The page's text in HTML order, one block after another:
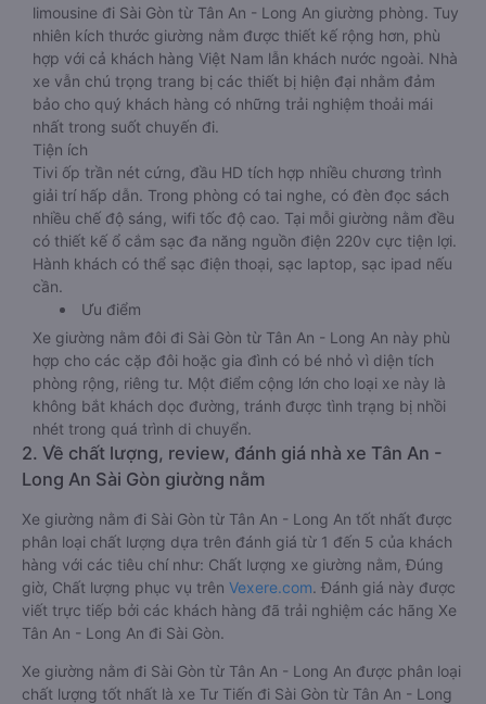
limousine đi Sài Gòn từ Tân An - Long An giường phòng. Tuy
nhiên kích thước giường nằm được thiết kế rộng hơn, phù
hợp với cả khách hàng Việt Nam lẫn khách nước ngoài. Nhà
xe vẫn chú trọng trang bị các thiết bị hiện đại nhằm đảm
bảo cho quý khách hàng có những trải nghiệm thoải mái
nhất trong suốt chuyến đi.
Tiện ích
Tivi ốp trần nét cứng, đầu HD tích hợp nhiều chương trình
giải trí hấp dẫn. Trong phòng có tai nghe, có đèn đọc sách
nhiều chế độ sáng, wifi tốc độ cao. Tại mỗi giường nằm đều
có thiết kế ổ cắm sạc đa năng nguồn điện 220v cực tiện lợi.
Hành khách có thể sạc điện thoại, sạc laptop, sạc ipad nếu
cần.
Ưu điểm
Xe giường nằm đôi đi Sài Gòn từ Tân An - Long An này phù
hợp cho các cặp đôi hoặc gia đình có bé nhỏ vì diện tích
phòng rộng, riêng tư. Một điểm cộng lớn cho loại xe này là
không bắt khách dọc đường, tránh được tình trạng bị nhồi
nhét trong quá trình di chuyển.
2. Về chất lượng, review, đánh giá nhà xe Tân An -
Long An Sài Gòn giường nằm
Xe giường nằm đi Sài Gòn từ Tân An - Long An tốt nhất được
phân loại chất lượng dựa trên đánh giá từ 1 đến 5 của khách
hàng với các tiêu chí như: Chất lượng xe giường nằm, Đúng
giờ, Chất lượng phục vụ trên Vexere.com. Đánh giá này được
viết trực tiếp bởi các khách hàng đã trải nghiệm các hãng Xe
Tân An - Long An đi Sài Gòn.
Xe giường nằm đi Sài Gòn từ Tân An - Long An được phân loại
chất lượng tốt nhất là xe Tư Tiến đi Sài Gòn từ Tân An - Long